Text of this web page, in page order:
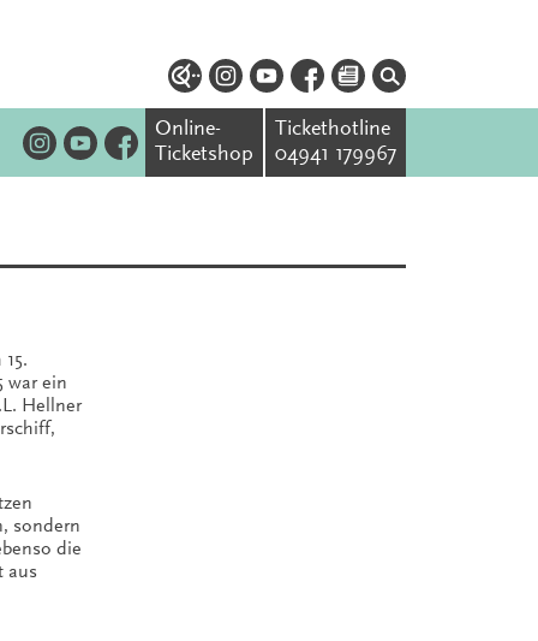
Online-
Ticketshop
Tickethotline
04941 179967
war ein
Hellner
sondern
die
aus